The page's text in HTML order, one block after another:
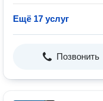
Ещё 17 услуг
Позвонить